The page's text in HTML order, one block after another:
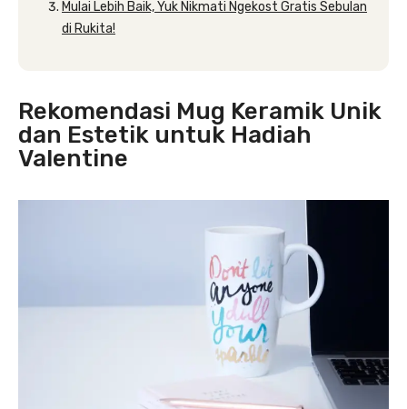
Mulai Lebih Baik, Yuk Nikmati Ngekost Gratis Sebulan
di Rukita!
Rekomendasi Mug Keramik Unik
dan Estetik untuk Hadiah
Valentine